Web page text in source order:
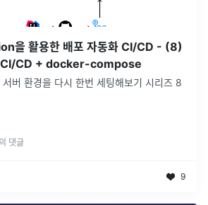
을 활용한 배포 자동화 CI/CD - (8)
CD + docker-compose
버 환경을 다시 한번 세팅해보기 시리즈 8
댓글
9